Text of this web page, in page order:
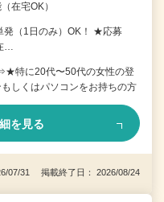
在宅OK）
（1日のみ）OK！ ★応募
…
特に20代〜50代の女性の登
くはパソコンをお持ちの方
を見る
07/31 掲載終了日： 2026/08/24